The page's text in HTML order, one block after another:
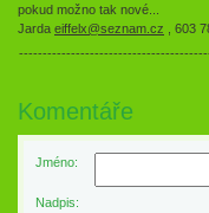
pokud možno tak nové...
Jarda eiffelx@seznam.cz , 603
Komentáře
Jméno:
Nadpis: